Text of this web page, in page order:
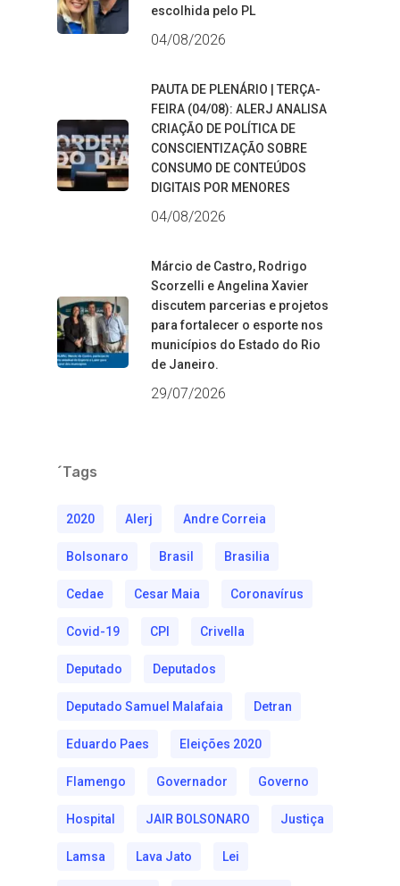
escolhida pelo PL
04/08/2026
PAUTA DE PLENÁRIO | TERÇA-
FEIRA (04/08): ALERJ ANALISA
CRIAÇÃO DE POLÍTICA DE
CONSCIENTIZAÇÃO SOBRE
CONSUMO DE CONTEÚDOS
DIGITAIS POR MENORES
04/08/2026
Márcio de Castro, Rodrigo
Scorzelli e Angelina Xavier
discutem parcerias e projetos
para fortalecer o esporte nos
municípios do Estado do Rio
de Janeiro.
29/07/2026
´Tags
2020 Alerj Andre Correia
Bolsonaro Brasil Brasilia
Cedae Cesar Maia Coronavírus
Covid-19 CPI Crivella
Deputado Deputados
Deputado Samuel Malafaia Detran
Eduardo Paes Eleições 2020
Flamengo Governador Governo
Hospital JAIR BOLSONARO Justiça
Lamsa Lava Jato Lei